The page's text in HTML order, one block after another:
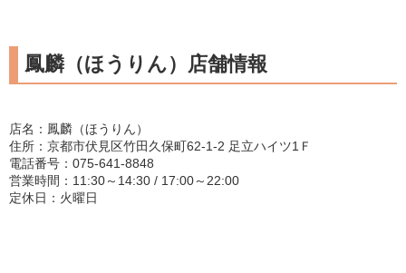
鳳麟（ほうりん）店舗情報
店名：鳳麟（ほうりん）
住所：京都市伏見区竹田久保町62-1-2 足立ハイツ1Ｆ
電話番号：075-641-8848
営業時間：11:30～14:30 / 17:00～22:00
定休日：火曜日